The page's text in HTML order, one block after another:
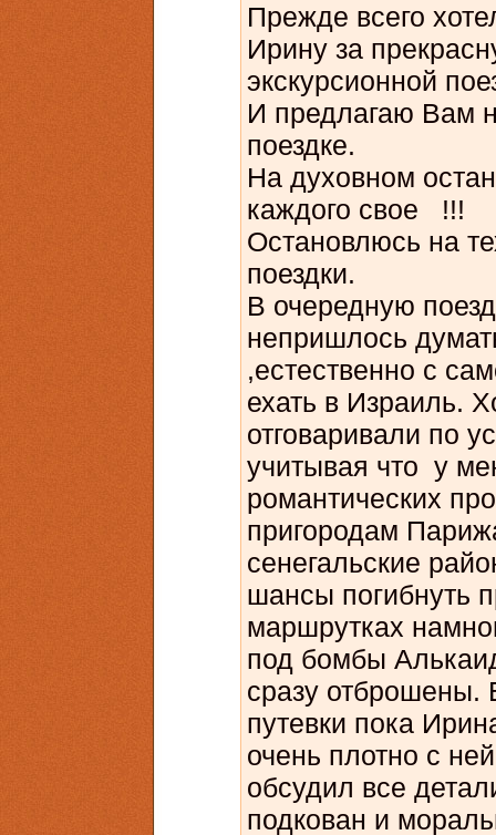
Прежде всего
Ирину за
экскурсионной
И предлагаю Вам
поездке.
На духовном
каждого свое !!!
Остановлюсь на
поездки.
В очередную
непришлось
,естественно с
ехать в Израиль.
отговаривали по
учитывая что у
романтических
пригородам
сенегальские
шансы погибнуть
маршрутках
под бомбы
сразу отброшены.
путевки пока
очень плотно с
обсудил все
подкован и